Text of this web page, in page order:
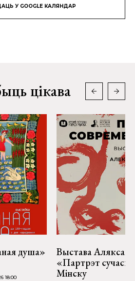
У GOOGLE КАЛЯНДАР
цікава
душа»
18:00
Выстава
«Партрэт
Мінску